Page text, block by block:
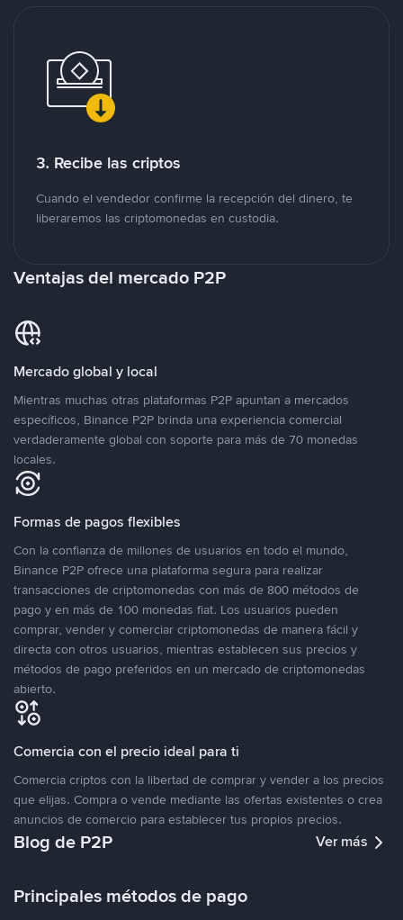
3. Recibe las criptos
Cuando el vendedor confirme la recepción del dinero, te
liberaremos las criptomonedas en custodia.
Ventajas del mercado P2P
Mercado global y local
Mientras muchas otras plataformas P2P apuntan a mercados
específicos, Binance P2P brinda una experiencia comercial
verdaderamente global con soporte para más de 70 monedas
locales.
Formas de pagos flexibles
Con la confianza de millones de usuarios en todo el mundo,
Binance P2P ofrece una plataforma segura para realizar
transacciones de criptomonedas con más de 800 métodos de
pago y en más de 100 monedas fiat. Los usuarios pueden
comprar, vender y comerciar criptomonedas de manera fácil y
directa con otros usuarios, mientras establecen sus precios y
métodos de pago preferidos en un mercado de criptomonedas
abierto.
Comercia con el precio ideal para ti
Comercia criptos con la libertad de comprar y vender a los precios
que elijas. Compra o vende mediante las ofertas existentes o crea
anuncios de comercio para establecer tus propios precios.
Blog de P2P Ver más
Principales métodos de pago